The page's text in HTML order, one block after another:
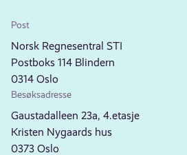
Post
Norsk Regnesentral STI
Postboks 114 Blindern
0314 Oslo
Besøksadresse
Gaustadalleen 23a, 4.etasje
Kristen Nygaards hus
0373 Oslo